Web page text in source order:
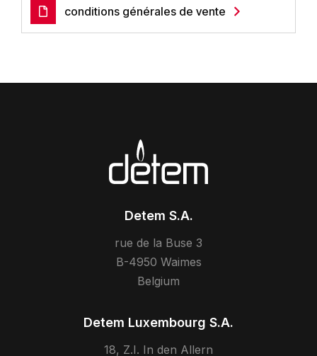
conditions générales de vente
Detem S.A.
rue de la Buse 3
B-4950 Waimes
Belgium
Detem Luxembourg S.A.
18, Z.I. In den Allern